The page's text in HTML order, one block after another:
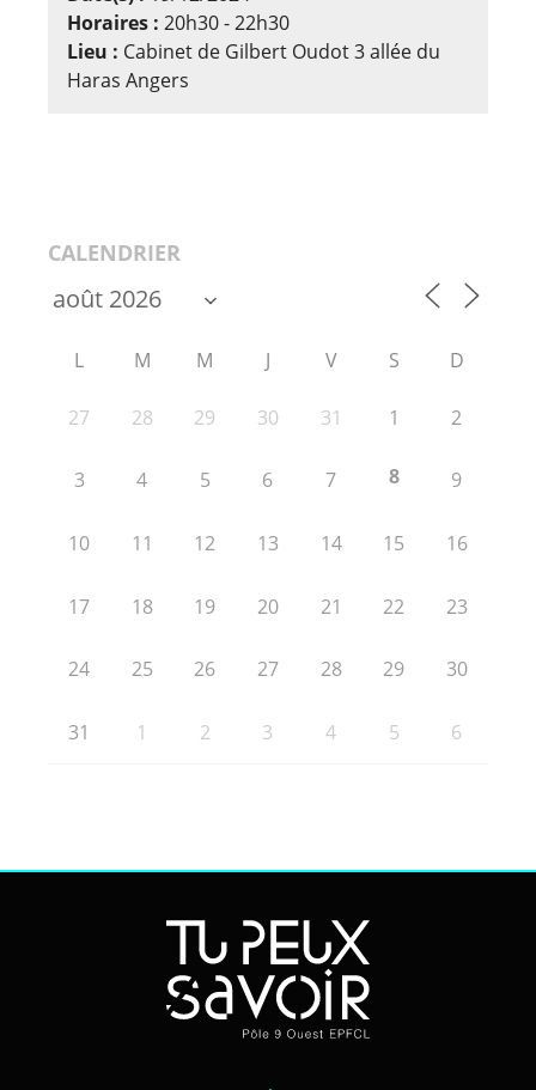
Horaires : 20h30 - 22h30
Lieu : Cabinet de Gilbert Oudot 3 allée du
Haras Angers
CALENDRIER
L M M J V S D
27 28 29 30 31 1 2
3 4 5 6 7 8 9
10 11 12 13 14 15 16
17 18 19 20 21 22 23
24 25 26 27 28 29 30
31 1 2 3 4 5 6